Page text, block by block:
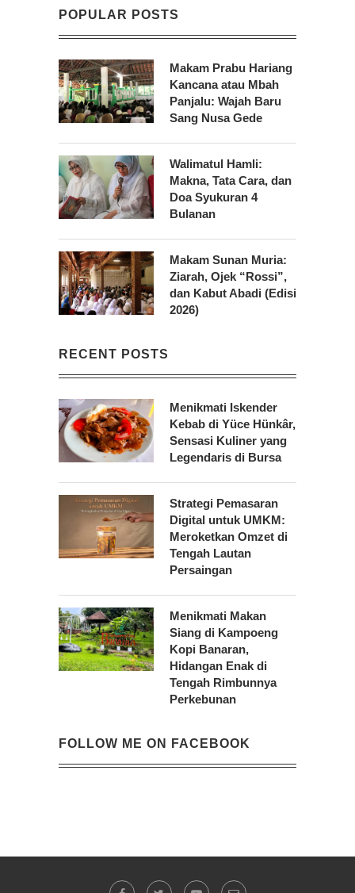
POPULAR POSTS
Makam Prabu Hariang
Kancana atau Mbah
Panjalu: Wajah Baru
Sang Nusa Gede
Walimatul Hamli:
Makna, Tata Cara, dan
Doa Syukuran 4
Bulanan
Makam Sunan Muria:
Ziarah, Ojek “Rossi”,
dan Kabut Abadi (Edisi
2026)
RECENT POSTS
Menikmati Iskender
Kebab di Yüce Hünkâr,
Sensasi Kuliner yang
Legendaris di Bursa
Strategi Pemasaran
Digital untuk UMKM:
Meroketkan Omzet di
Tengah Lautan
Persaingan
Menikmati Makan
Siang di Kampoeng
Kopi Banaran,
Hidangan Enak di
Tengah Rimbunnya
Perkebunan
FOLLOW ME ON FACEBOOK